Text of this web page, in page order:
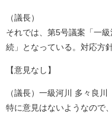
（議長）
それでは、第5号議案「一
続」となっている。対応方
【意見なし】
（議長）一級河川 多々良川
特に意見はないようなので